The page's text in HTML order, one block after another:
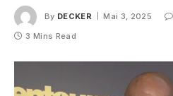
By DECKER Mai 3, 2025
3 Mins Read